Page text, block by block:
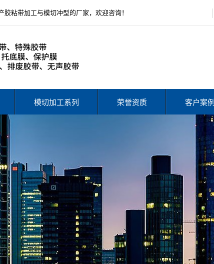
粘带加工与模切冲型的厂家，欢迎咨询！
模切加工系列 荣誉资质 客户案例